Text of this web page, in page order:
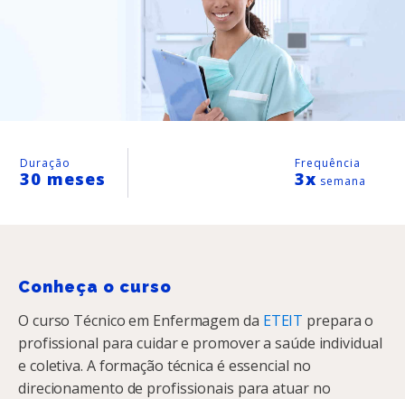
Duração
30 meses
Frequência
3x semana
Conheça o curso
O curso Técnico em Enfermagem da ETEIT prepara o
profissional para cuidar e promover a saúde individual
e coletiva. A formação técnica é essencial no
direcionamento de profissionais para atuar no